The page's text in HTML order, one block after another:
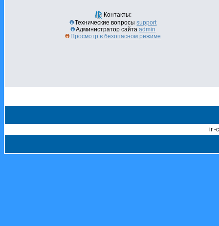
Контакты:
Технические вопросыsupport
Администратор сайтаadmin
Просмотр в безопасном режиме
ir -